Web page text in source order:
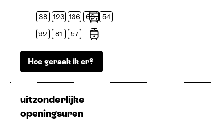
Bussen
38 123 136 60 54
Trams
92 81 97
Hoe geraak ik er?
uitzonderlijke
openingsuren